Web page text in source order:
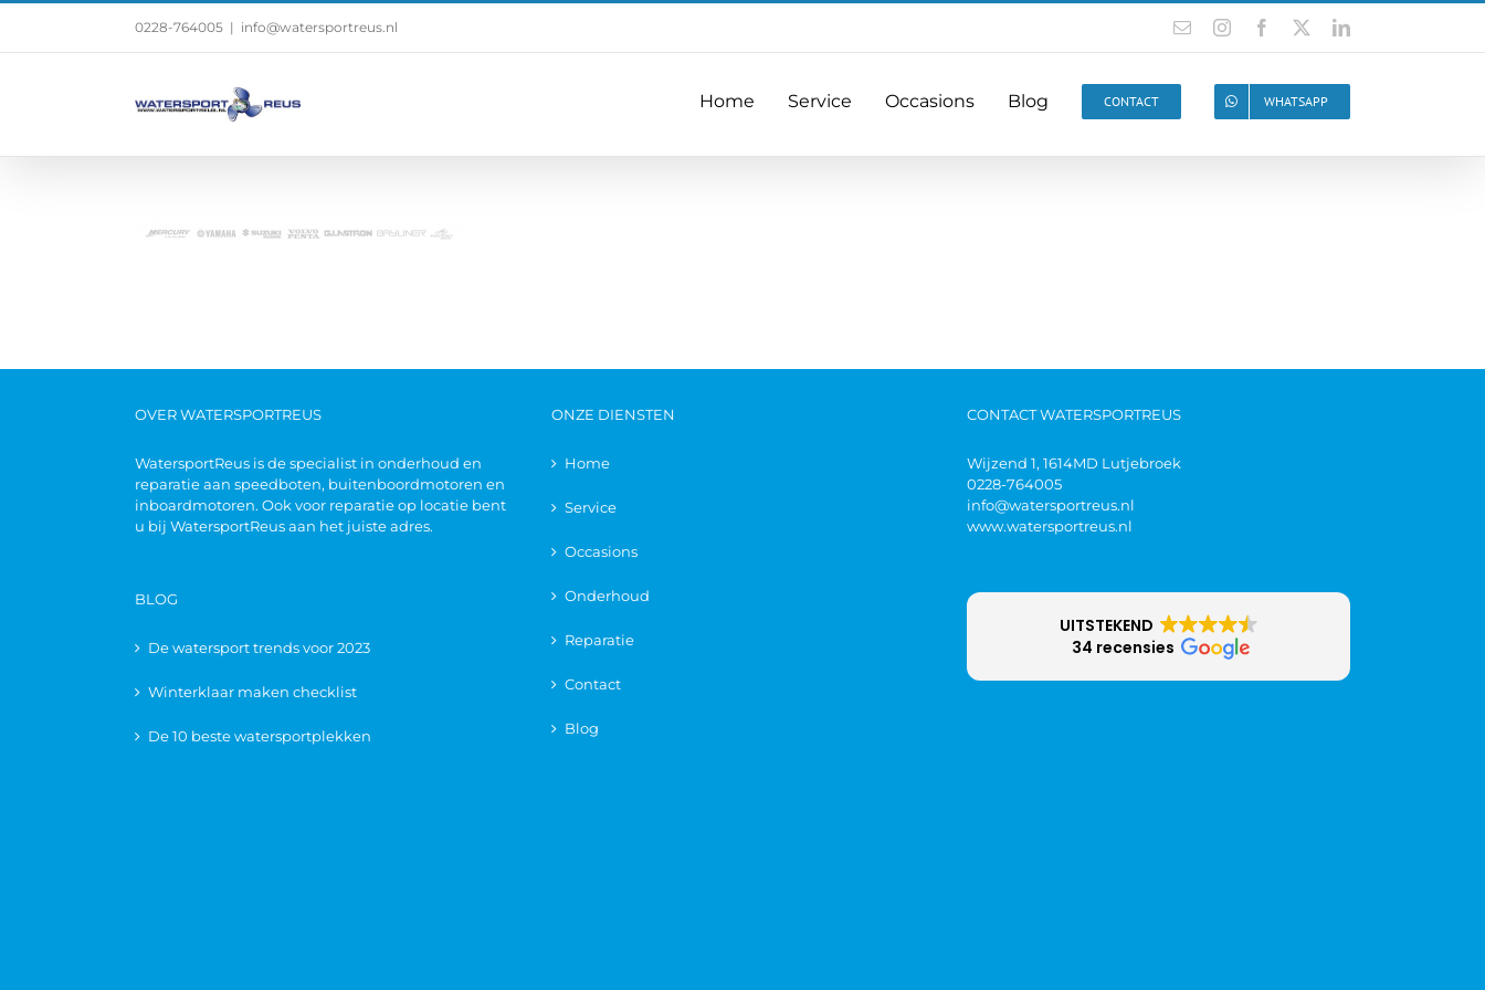
0228-764005 | info@watersportreus.nl
Home Service Occasions Blog CONTACT WHATSAPP
OVER WATERSPORTREUS
WatersportReus is de specialist in onderhoud en
reparatie aan speedboten, buitenboordmotoren en
inboardmotoren. Ook voor reparatie op locatie bent
u bij WatersportReus aan het juiste adres.
BLOG
De watersport trends voor 2023
Winterklaar maken checklist
De 10 beste watersportplekken
ONZE DIENSTEN
Home
Service
Occasions
Onderhoud
Reparatie
Contact
Blog
CONTACT WATERSPORTREUS
Wijzend 1, 1614MD Lutjebroek
0228-764005
info@watersportreus.nl
www.watersportreus.nl
UITSTEKEND
34 recensies